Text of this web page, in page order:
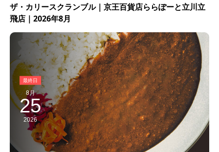
ザ・カリースクランブル｜京王百貨店ららぽーと立川立
飛店｜2026年8月
8月
25
2026